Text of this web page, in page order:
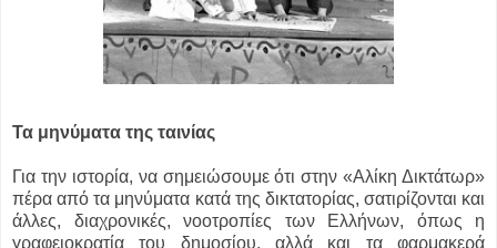
Τα μηνύματα της ταινίας
Για την ιστορία, να σημειώσουμε ότι στην «Αλίκη Δικτάτωρ»
πέρα από τα μηνύματα κατά της δικτατορίας, σατιρίζονται και
άλλες, διαχρονικές, νοοτροπίες των Ελλήνων, όπως η
γραφειοκρατία του δημοσίου, αλλά και τα φαρμακερά